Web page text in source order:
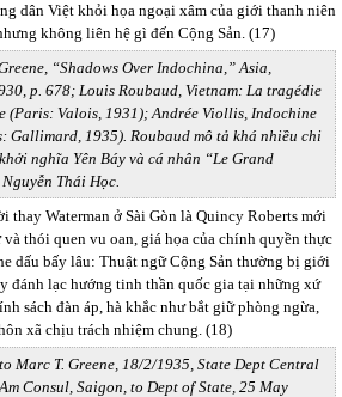
dân Việt khỏi họa ngoại xâm của giới thanh niên
không liên hệ gì đến Cộng Sản. (17)
“Shadows Over Indochina,” Asia,
p. 678; Louis Roubaud, Vietnam: La tragédie
(Paris: Valois, 1931); Andrée Viollis, Indochine
Gallimard, 1935). Roubaud mô tả khá nhiều chi
nghĩa Yên Báy và cá nhân “Le Grand
Thái Học.
thay Waterman ở Sài Gòn là Quincy Roberts mới
và thói quen vu oan, giá họa của chính quyền thực
dấu bấy lâu: Thuật ngữ Cộng Sản thường bị giới
đánh lạc hướng tinh thần quốc gia tại những xứ
sách đàn áp, hà khắc như bắt giữ phòng ngừa,
xã chịu trách nhiệm chung. (18)
Marc T. Greene, 18/2/1935, State Dept Central
Consul, Saigon, to Dept of State, 25 May